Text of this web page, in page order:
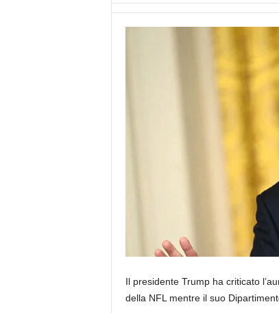
Il presidente Trump ha criticato
della NFL mentre il suo